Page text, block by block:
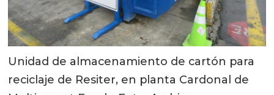
Unidad de almacenamiento de cartón para
reciclaje de Resiter, en planta Cardonal de